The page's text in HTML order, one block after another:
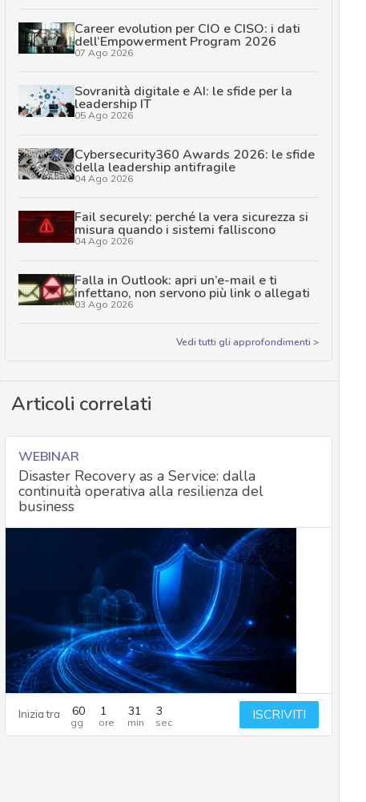
Career evolution per CIO e CISO: i dati
dell’Empowerment Program 2026
07 Ago 2026
Sovranità digitale e AI: le sfide per la
leadership IT
05 Ago 2026
Cybersecurity360 Awards 2026: le sfide
della leadership antifragile
04 Ago 2026
Fail securely: perché la vera sicurezza si
misura quando i sistemi falliscono
04 Ago 2026
Falla in Outlook: apri un’e-mail e ti
infettano, non servono più link o allegati
03 Ago 2026
Vedi tutti gli approfondimenti >
Articoli correlati
WEBINAR
Disaster Recovery as a Service: dalla
continuità operativa alla resilienza del
business
Inizia tra 60 1 31 2 ISCRIVITI